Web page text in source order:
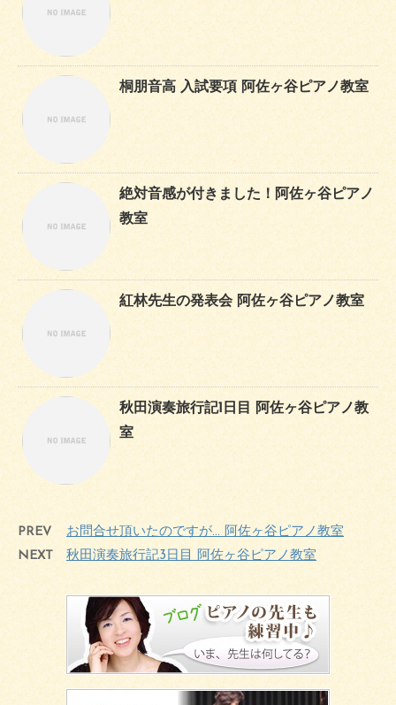
桐朋音高 入試要項 阿佐ヶ谷ピアノ教室
絶対音感が付きました！阿佐ヶ谷ピアノ
教室
紅林先生の発表会 阿佐ヶ谷ピアノ教室
秋田演奏旅行記1日目 阿佐ヶ谷ピアノ教
室
PREV
お問合せ頂いたのですが… 阿佐ヶ谷ピアノ教室
NEXT
秋田演奏旅行記3日目 阿佐ヶ谷ピアノ教室